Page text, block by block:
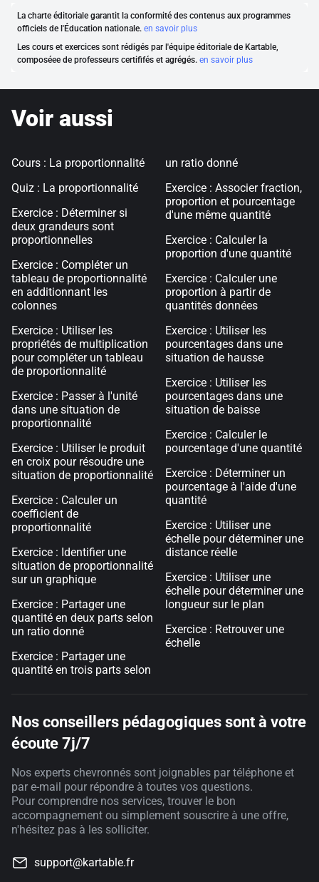
La charte éditoriale garantit la conformité des contenus aux programmes
officiels de l'Éducation nationale. en savoir plus
Les cours et exercices sont rédigés par l'équipe éditoriale de Kartable,
composéee de professeurs certififés et agrégés. en savoir plus
Voir aussi
Cours : La proportionnalité
Quiz : La proportionnalité
Exercice : Déterminer si
deux grandeurs sont
proportionnelles
Exercice : Compléter un
tableau de proportionnalité
en additionnant les
colonnes
Exercice : Utiliser les
propriétés de multiplication
pour compléter un tableau
de proportionnalité
Exercice : Passer à l'unité
dans une situation de
proportionnalité
Exercice : Utiliser le produit
en croix pour résoudre une
situation de proportionnalité
Exercice : Calculer un
coefficient de
proportionnalité
Exercice : Identifier une
situation de proportionnalité
sur un graphique
Exercice : Partager une
quantité en deux parts selon
un ratio donné
Exercice : Partager une
quantité en trois parts selon
un ratio donné
Exercice : Associer fraction,
proportion et pourcentage
d'une même quantité
Exercice : Calculer la
proportion d'une quantité
Exercice : Calculer une
proportion à partir de
quantités données
Exercice : Utiliser les
pourcentages dans une
situation de hausse
Exercice : Utiliser les
pourcentages dans une
situation de baisse
Exercice : Calculer le
pourcentage d'une quantité
Exercice : Déterminer un
pourcentage à l'aide d'une
quantité
Exercice : Utiliser une
échelle pour déterminer une
distance réelle
Exercice : Utiliser une
échelle pour déterminer une
longueur sur le plan
Exercice : Retrouver une
échelle
Nos conseillers pédagogiques sont à votre
écoute 7j/7
Nos experts chevronnés sont joignables par téléphone et
par e-mail pour répondre à toutes vos questions.
Pour comprendre nos services, trouver le bon
accompagnement ou simplement souscrire à une offre,
n'hésitez pas à les solliciter.
support@kartable.fr